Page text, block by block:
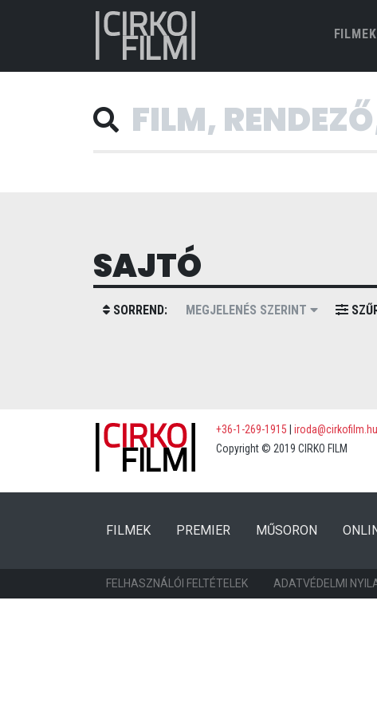
FILMEK
SAJTÓ
SORREND: MEGJELENÉS SZERINT
+36-1-269-1915
iroda@cirkofilm.hu
Copyright © 2019 CIRKO FILM
FILMEK(CURRENT)
PREMIER (CURRENT)
MŰSORON
FELHASZNÁLÓI FELTÉTELEK ADATVÉDELMI